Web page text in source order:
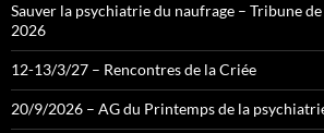
Sauver la psychiatrie du naufrage – Tribune
2026
12-13/3/27 – Rencontres de la Criée
20/9/2026 – AG du Printemps de la